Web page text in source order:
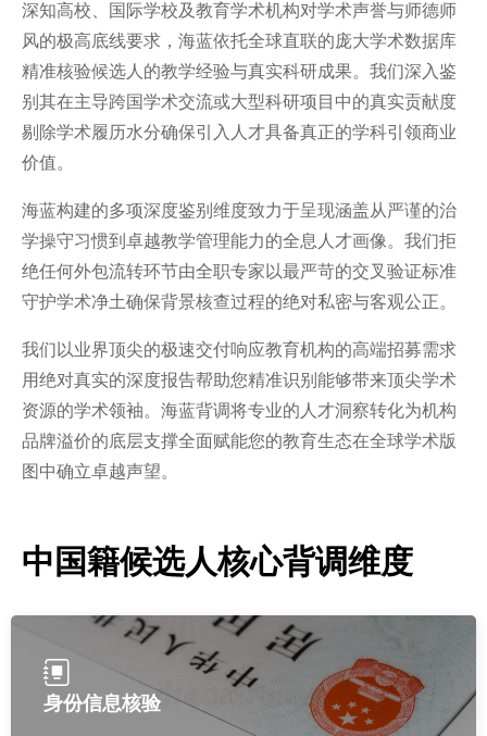
深知高校、国际学校及教育学术机构对学术声誉与师德师
风的极高底线要求，海蓝依托全球直联的庞大学术数据库
精准核验候选人的教学经验与真实科研成果。我们深入鉴
别其在主导跨国学术交流或大型科研项目中的真实贡献度
剔除学术履历水分确保引入人才具备真正的学科引领商业
价值。
海蓝构建的多项深度鉴别维度致力于呈现涵盖从严谨的治
学操守习惯到卓越教学管理能力的全息人才画像。我们拒
绝任何外包流转环节由全职专家以最严苛的交叉验证标准
守护学术净土确保背景核查过程的绝对私密与客观公正。
我们以业界顶尖的极速交付响应教育机构的高端招募需求
用绝对真实的深度报告帮助您精准识别能够带来顶尖学术
资源的学术领袖。海蓝背调将专业的人才洞察转化为机构
品牌溢价的底层支撑全面赋能您的教育生态在全球学术版
图中确立卓越声望。
中国籍候选人核心背调维度
身份信息核验